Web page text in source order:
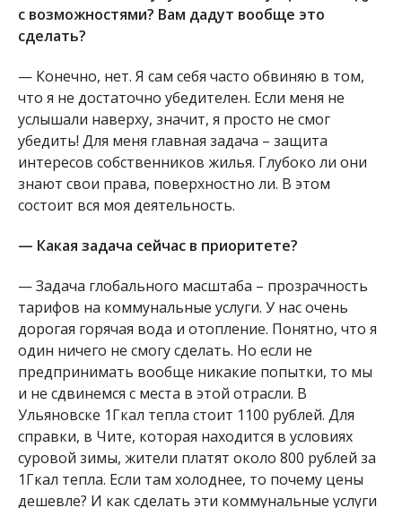
с возможностями? Вам дадут вообще это
сделать?
— Конечно, нет. Я сам себя часто обвиняю в том,
что я не достаточно убедителен. Если меня не
услышали наверху, значит, я просто не смог
убедить! Для меня главная задача – защита
интересов собственников жилья. Глубоко ли они
знают свои права, поверхностно ли. В этом
состоит вся моя деятельность.
— Какая задача сейчас в приоритете?
— Задача глобального масштаба – прозрачность
тарифов на коммунальные услуги. У нас очень
дорогая горячая вода и отопление. Понятно, что я
один ничего не смогу сделать. Но если не
предпринимать вообще никакие попытки, то мы
и не сдвинемся с места в этой отрасли. В
Ульяновске 1Гкал тепла стоит 1100 рублей. Для
справки, в Чите, которая находится в условиях
суровой зимы, жители платят около 800 рублей за
1Гкал тепла. Если там холоднее, то почему цены
дешевле? И как сделать эти коммунальные услуги